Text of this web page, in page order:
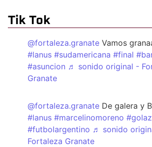
Tik Tok
@fortaleza.granate Vamos
#lanus #sudamericana #final
#asuncion ♬ sonido original -
Granate
@fortaleza.granate De galera y
#lanus #marcelinomoreno
#futbolargentino ♬ sonido
Fortaleza Granate